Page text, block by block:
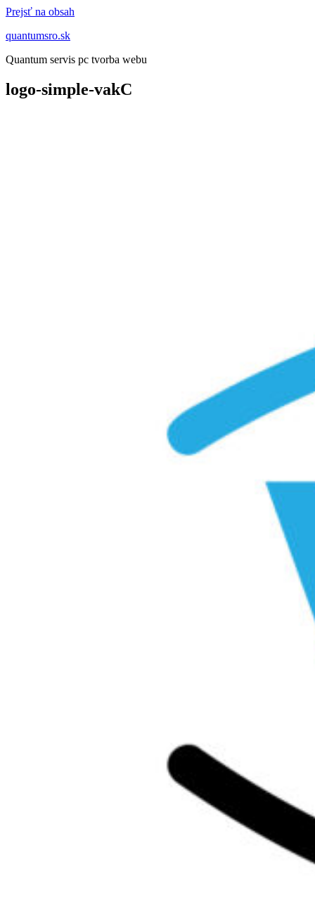
Prejsť na obsah
quantumsro.sk
Quantum servis pc tvorba webu
logo-simple-vakC